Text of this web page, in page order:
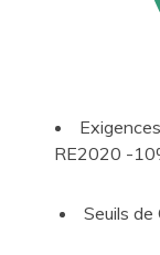
RE2020 -
Seuils de